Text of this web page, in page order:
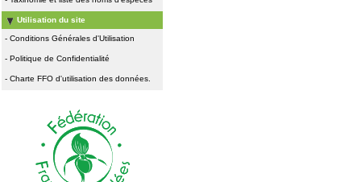
Utilisation du site
- Conditions Générales d'Utilisation
- Politique de Confidentialité
- Charte FFO d'utilisation des données.